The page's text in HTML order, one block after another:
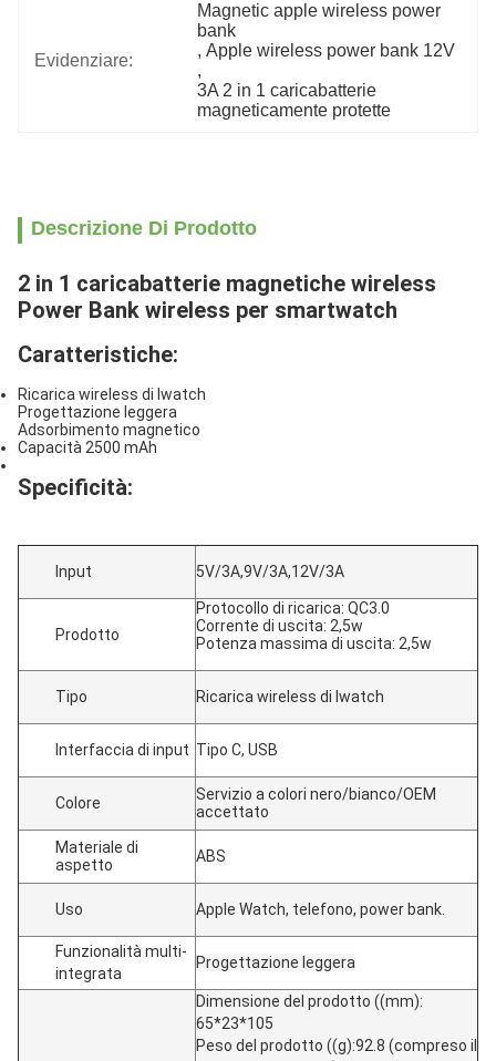
Evidenziare:
Magnetic apple wireless power
bank
, Apple wireless power bank 12V
,
3A 2 in 1 caricabatterie
magneticamente protette
Descrizione Di Prodotto
2 in 1 caricabatterie magnetiche wireless
Power Bank wireless per smartwatch
Caratteristiche:
Ricarica wireless di Iwatch
Progettazione leggera
Adsorbimento magnetico
Capacità 2500 mAh
Specificità:
Input 5V/3A,9V/3A,12V/3A
Prodotto
Protocollo di ricarica: QC3.0
Corrente di uscita: 2,5w
Potenza massima di uscita: 2,5w
Tipo Ricarica wireless di Iwatch
Interfaccia di input Tipo C, USB
Colore
Servizio a colori nero/bianco/OEM
accettato
Materiale di
aspetto
ABS
Uso Apple Watch, telefono, power bank.
Funzionalità multi-
integrata
Progettazione leggera
Dimensione del prodotto ((mm):
65*23*105
Peso del prodotto ((g):92.8 (compreso il